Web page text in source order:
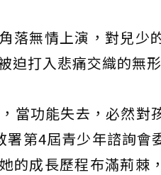
落無情上演，對兒少
迫打入悲痛交織的無
當功能失去，必然對
署第4屆青少年諮詢會
的成長歷程布滿荊棘